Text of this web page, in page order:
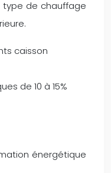
type de chauffage
caisson
de 10 à 15%
énergétique